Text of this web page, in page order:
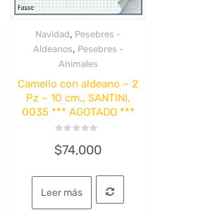
Quick View
Navidad, Pesebres -
Aldeanos, Pesebres -
Animales
Camello con aldeano – 2
Pz – 10 cm., SANTINI,
0035 *** AGOTADO ***
con
0
5
$74,000
Leer más